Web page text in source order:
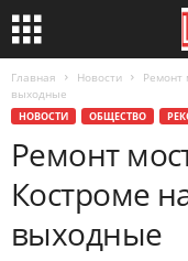
Главная Новости
Ремонт
выходные
НОВОСТИ ОБЩЕСТВО
Ремонт
Костроме
выходные